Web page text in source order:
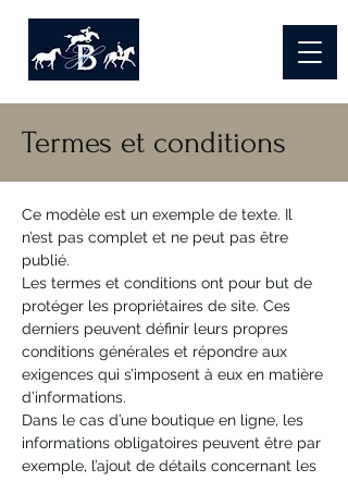
Termes et conditions
Ce modèle est un exemple de texte. Il
n’est pas complet et ne peut pas être
publié.
Les termes et conditions ont pour but de
protéger les propriétaires de site. Ces
derniers peuvent définir leurs propres
conditions générales et répondre aux
exigences qui s’imposent à eux en matière
d’informations.
Dans le cas d’une boutique en ligne, les
informations obligatoires peuvent être par
exemple, l’ajout de détails concernant les